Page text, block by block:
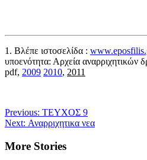
1. Βλέπε ιστοσελίδα :
υποενότητα: Αρχεία αναρριχητικών
pdf, 2009 2010, 2011
Post
navigation
Previous: ΤΕΥΧΟΣ 9
Next: Αναρριχητικα νεα
More Stories